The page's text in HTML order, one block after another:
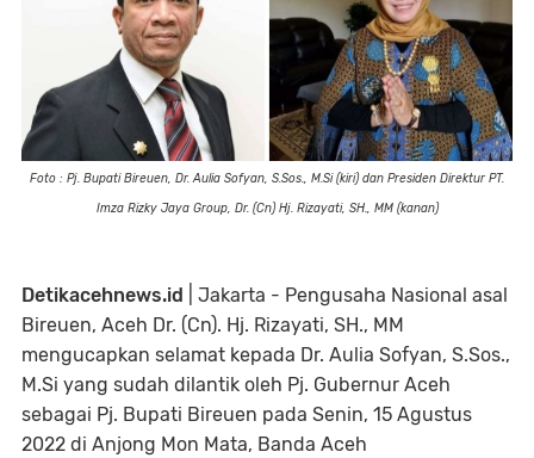
Foto : Pj. Bupati Bireuen, Dr. Aulia Sofyan, S.Sos., M.Si (kiri) dan Presiden Direktur PT.
Imza Rizky Jaya Group, Dr. (Cn) Hj. Rizayati, SH., MM (kanan)
Detikacehnews.id
| Jakarta - Pengusaha Nasional asal
Bireuen, Aceh Dr. (Cn). Hj. Rizayati, SH., MM
mengucapkan selamat kepada Dr. Aulia Sofyan, S.Sos.,
M.Si yang sudah dilantik oleh Pj. Gubernur Aceh
sebagai Pj. Bupati Bireuen pada Senin, 15 Agustus
2022 di Anjong Mon Mata, Banda Aceh